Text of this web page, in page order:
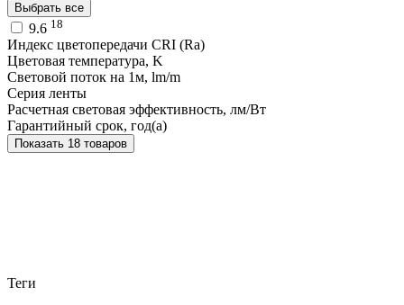
Выбрать все
9.6 18
Индекс цветопередачи CRI (Ra)
Цветовая температура, K
Световой поток на 1м, lm/m
Серия ленты
Расчетная световая эффективность, лм/Вт
Гарантийный срок, год(а)
Показать 18 товаров
Теги